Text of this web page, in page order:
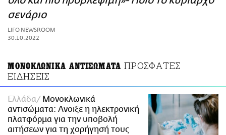
ΑΜΠΑ
PRINT
σενάριο
LIFO NEWSROOM
30.10.2022
ΜΟΝΟΚΛΩΝΙΚΑ ΑΝΤΙΣΩΜΑΤΑ ΠΡΟΣΦΑΤΕΣ
ΕΙΔΗΣΕΙΣ
Ελλάδα
Μονοκλωνικά
αντισώματα: Aνοιξε η ηλεκτρονική
πλατφόρμα για την υποβολή
αιτήσεων για τη χορήγησή τους